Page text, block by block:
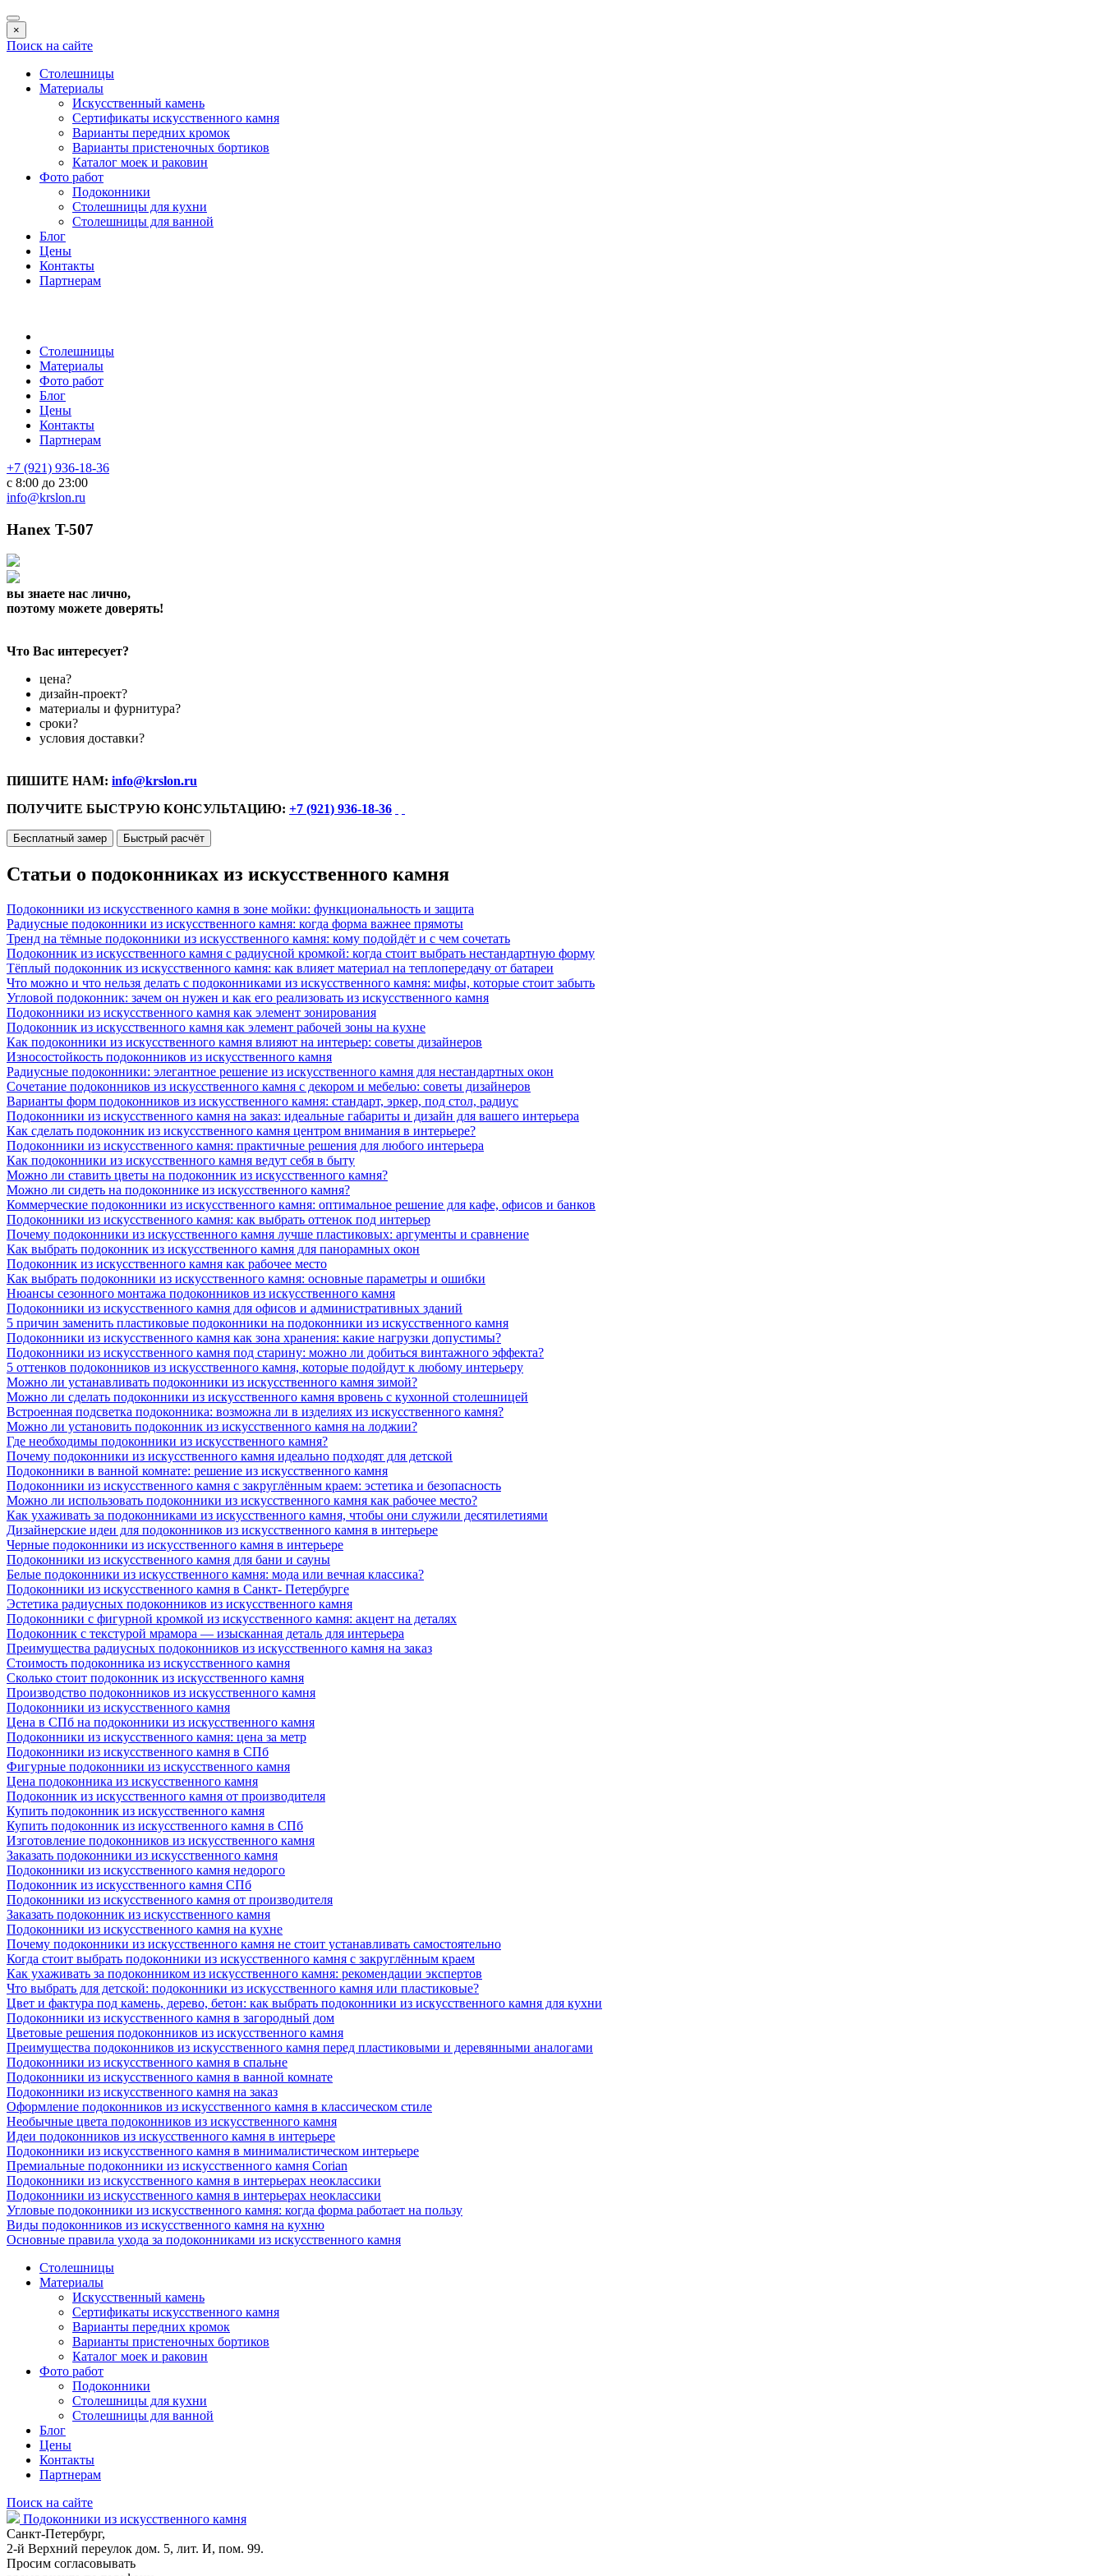
×
Поиск на сайте
Столешницы
Материалы
Искусственный камень
Сертификаты искусственного камня
Варианты передних кромок
Варианты пристеночных бортиков
Каталог моек и раковин
Фото работ
Подоконники
Столешницы для кухни
Столешницы для ванной
Блог
Цены
Контакты
Партнерам
Столешницы
Материалы
Фото работ
Блог
Цены
Контакты
Партнерам
+7 (921) 936-18-36
с 8:00 до 23:00
info@krslon.ru
Hanex T-507
вы знаете нас лично,
поэтому можете доверять!
Что Вас интересует?
цена?
дизайн-проект?
материалы и фурнитура?
сроки?
условия доставки?
ПИШИТЕ НАМ: info@krslon.ru
ПОЛУЧИТЕ БЫСТРУЮ КОНСУЛЬТАЦИЮ: +7 (921) 936-18-36
Бесплатный замер Быстрый расчёт
Статьи о подоконниках из искусственного камня
Подоконники из искусственного камня в зоне мойки: функциональность и защита
Радиусные подоконники из искусственного камня: когда форма важнее прямоты
Тренд на тёмные подоконники из искусственного камня: кому подойдёт и с чем сочетать
Подоконник из искусственного камня с радиусной кромкой: когда стоит выбрать нестандартную форму
Тёплый подоконник из искусственного камня: как влияет материал на теплопередачу от батареи
Что можно и что нельзя делать с подоконниками из искусственного камня: мифы, которые стоит забыть
Угловой подоконник: зачем он нужен и как его реализовать из искусственного камня
Подоконники из искусственного камня как элемент зонирования
Подоконник из искусственного камня как элемент рабочей зоны на кухне
Как подоконники из искусственного камня влияют на интерьер: советы дизайнеров
Износостойкость подоконников из искусственного камня
Радиусные подоконники: элегантное решение из искусственного камня для нестандартных окон
Сочетание подоконников из искусственного камня с декором и мебелью: советы дизайнеров
Варианты форм подоконников из искусственного камня: стандарт, эркер, под стол, радиус
Подоконники из искусственного камня на заказ: идеальные габариты и дизайн для вашего интерьера
Как сделать подоконник из искусственного камня центром внимания в интерьере?
Подоконники из искусственного камня: практичные решения для любого интерьера
Как подоконники из искусственного камня ведут себя в быту
Можно ли ставить цветы на подоконник из искусственного камня?
Можно ли сидеть на подоконнике из искусственного камня?
Коммерческие подоконники из искусственного камня: оптимальное решение для кафе, офисов и банков
Подоконники из искусственного камня: как выбрать оттенок под интерьер
Почему подоконники из искусственного камня лучше пластиковых: аргументы и сравнение
Как выбрать подоконник из искусственного камня для панорамных окон
Подоконник из искусственного камня как рабочее место
Как выбрать подоконники из искусственного камня: основные параметры и ошибки
Нюансы сезонного монтажа подоконников из искусственного камня
Подоконники из искусственного камня для офисов и административных зданий
5 причин заменить пластиковые подоконники на подоконники из искусственного камня
Подоконники из искусственного камня как зона хранения: какие нагрузки допустимы?
Подоконники из искусственного камня под старину: можно ли добиться винтажного эффекта?
5 оттенков подоконников из искусственного камня, которые подойдут к любому интерьеру
Можно ли устанавливать подоконники из искусственного камня зимой?
Можно ли сделать подоконники из искусственного камня вровень с кухонной столешницей
Встроенная подсветка подоконника: возможна ли в изделиях из искусственного камня?
Можно ли установить подоконник из искусственного камня на лоджии?
Где необходимы подоконники из искусственного камня?
Почему подоконники из искусственного камня идеально подходят для детской
Подоконники в ванной комнате: решение из искусственного камня
Подоконники из искусственного камня с закруглённым краем: эстетика и безопасность
Можно ли использовать подоконники из искусственного камня как рабочее место?
Как ухаживать за подоконниками из искусственного камня, чтобы они служили десятилетиями
Дизайнерские идеи для подоконников из искусственного камня в интерьере
Черные подоконники из искусственного камня в интерьере
Подоконники из искусственного камня для бани и сауны
Белые подоконники из искусственного камня: мода или вечная классика?
Подоконники из искусственного камня в Санкт- Петербурге
Эстетика радиусных подоконников из искусственного камня
Подоконники с фигурной кромкой из искусственного камня: акцент на деталях
Подоконник с текстурой мрамора — изысканная деталь для интерьера
Преимущества радиусных подоконников из искусственного камня на заказ
Стоимость подоконника из искусственного камня
Сколько стоит подоконник из искусственного камня
Производство подоконников из искусственного камня
Подоконники из искусственного камня
Цена в СПб на подоконники из искусственного камня
Подоконники из искусственного камня: цена за метр
Подоконники из искусственного камня в СПб
Фигурные подоконники из искусственного камня
Цена подоконника из искусственного камня
Подоконник из искусственного камня от производителя
Купить подоконник из искусственного камня
Купить подоконник из искусственного камня в СПб
Изготовление подоконников из искусственного камня
Заказать подоконники из искусственного камня
Подоконники из искусственного камня недорого
Подоконник из искусственного камня СПб
Подоконники из искусственного камня от производителя
Заказать подоконник из искусственного камня
Подоконники из искусственного камня на кухне
Почему подоконники из искусственного камня не стоит устанавливать самостоятельно
Когда стоит выбрать подоконники из искусственного камня с закруглённым краем
Как ухаживать за подоконником из искусственного камня: рекомендации экспертов
Что выбрать для детской: подоконники из искусственного камня или пластиковые?
Цвет и фактура под камень, дерево, бетон: как выбрать подоконники из искусственного камня для кухни
Подоконники из искусственного камня в загородный дом
Цветовые решения подоконников из искусственного камня
Преимущества подоконников из искусственного камня перед пластиковыми и деревянными аналогами
Подоконники из искусственного камня в спальне
Подоконники из искусственного камня в ванной комнате
Подоконники из искусственного камня на заказ
Оформление подоконников из искусственного камня в классическом стиле
Необычные цвета подоконников из искусственного камня
Идеи подоконников из искусственного камня в интерьере
Подоконники из искусственного камня в минималистическом интерьере
Премиальные подоконники из искусственного камня Corian
Подоконники из искусственного камня в интерьерах неоклассики
Подоконники из искусственного камня в интерьерах неоклассики
Угловые подоконники из искусственного камня: когда форма работает на пользу
Виды подоконников из искусственного камня на кухню
Основные правила ухода за подоконниками из искусственного камня
Столешницы
Материалы
Искусственный камень
Сертификаты искусственного камня
Варианты передних кромок
Варианты пристеночных бортиков
Каталог моек и раковин
Фото работ
Подоконники
Столешницы для кухни
Столешницы для ванной
Блог
Цены
Контакты
Партнерам
Поиск на сайте
Подоконники из искусственного камня
Санкт-Петербург,
2-й Верхний переулок дом. 5, лит. И, пом. 99.
Просим согласовывать